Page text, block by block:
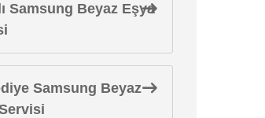
Samsung Beyaz Eşya
Samsung Beyaz